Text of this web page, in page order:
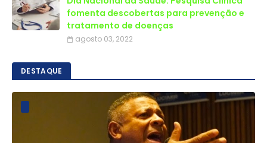
fomenta descobertas para prevenção e
tratamento de doenças
agosto 03, 2022
DESTAQUE